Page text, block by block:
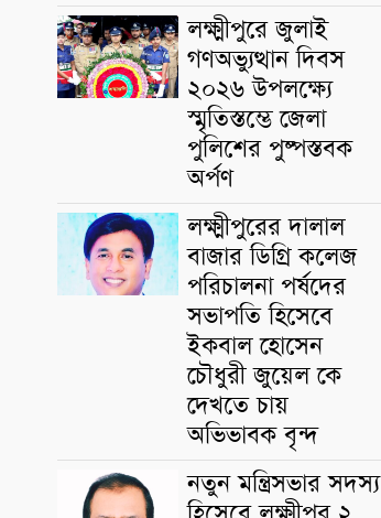
লক্ষ্মীপুরে জুলাই
গণঅভ্যুত্থান দিবস
২০২৬ উপলক্ষ্যে
স্মৃতিস্তম্ভে জেলা
পুলিশের পুষ্পস্তবক
অর্পণ
লক্ষ্মীপুরের দালাল
বাজার ডিগ্রি কলেজ
পরিচালনা পর্ষদের
সভাপতি হিসেবে
ইকবাল হোসেন
চৌধুরী জুয়েল কে
দেখতে চায়
অভিভাবক বৃন্দ
নতুন মন্ত্রিসভার সদস্য